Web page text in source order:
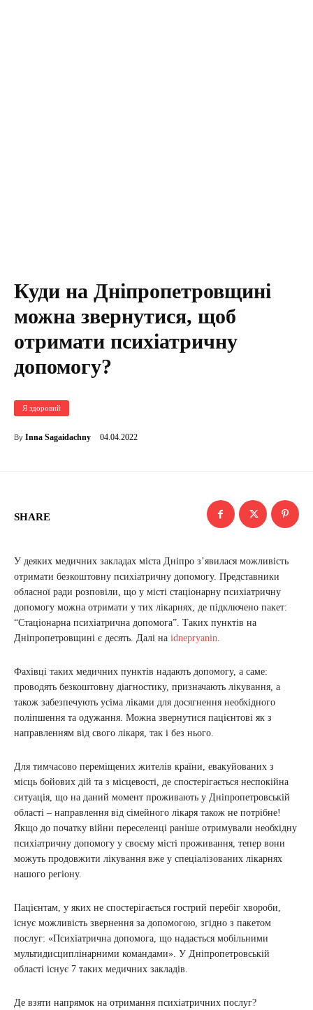
Куди на Дніпропетровщині
можна звернутися, щоб
отримати психіатричну
допомогу?
Я здоровий
By Inna Sagaidachny 04.04.2022
SHARE
У деяких медичних закладах міста Дніпро з’явилася можливість
отримати безкоштовну психіатричну допомогу. Представники
обласної ради розповіли, що у місті стаціонарну психіатричну
допомогу можна отримати у тих лікарнях, де підключено пакет:
“Стаціонарна психіатрична допомога”. Таких пунктів на
Дніпропетровщині є десять. Далі на idnepryanin.
Фахівці таких медичних пунктів надають допомогу, а саме:
проводять безкоштовну діагностику, призначають лікування, а
також забезпечують усіма ліками для досягнення необхідного
поліпшення та одужання. Можна звернутися пацієнтові як з
направленням від свого лікаря, так і без нього.
Для тимчасово переміщених жителів країни, евакуйованих з
місць бойових дій та з місцевості, де спостерігається неспокійна
ситуація, що на даний момент проживають у Дніпропетровській
області – направлення від сімейного лікаря також не потрібне!
Якщо до початку війни переселенці раніше отримували необхідну
психіатричну допомогу у своєму місті проживання, тепер вони
можуть продовжити лікування вже у спеціалізованих лікарнях
нашого регіону.
Пацієнтам, у яких не спостерігається гострий перебіг хвороби,
існує можливість звернення за допомогою, згідно з пакетом
послуг: «Психіатрична допомога, що надається мобільними
мультидисциплінарними командами». У Дніпропетровській
області існує 7 таких медичних закладів.
Де взяти напрямок на отримання психіатричних послуг?